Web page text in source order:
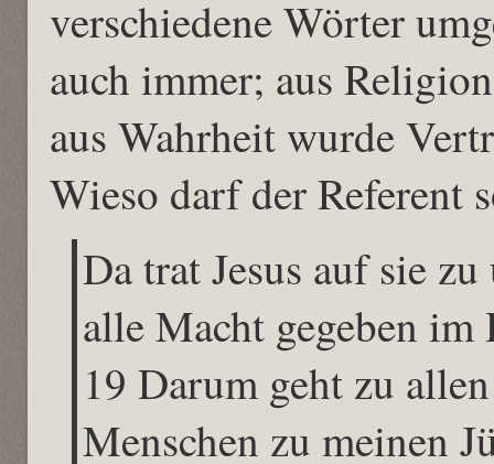
verschiedene Wörter
auch immer; aus
aus Wahrheit wurde
Wieso darf der Referent
Da trat Jesus auf sie
alle Macht gegeben
19 Darum geht zu
Menschen zu meinen